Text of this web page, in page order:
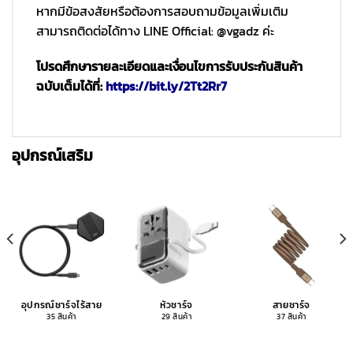
หากมีข้อสงสัยหรือต้องการสอบถามข้อมูลเพิ่มเติม
สามารถติดต่อได้ทาง LINE Official: @vgadz ค่ะ
โปรดศึกษารายละเอียดและเงื่อนไขการรับประกันสินค้า
ฉบับเต็มได้ที่:https://bit.ly/2Tt2Rr7
อุปกรณ์เสริม
อุปกรณ์ชาร์จไร้สาย
35 สินค้า
หัวชาร์จ
29 สินค้า
สายชาร์จ
37 สินค้า